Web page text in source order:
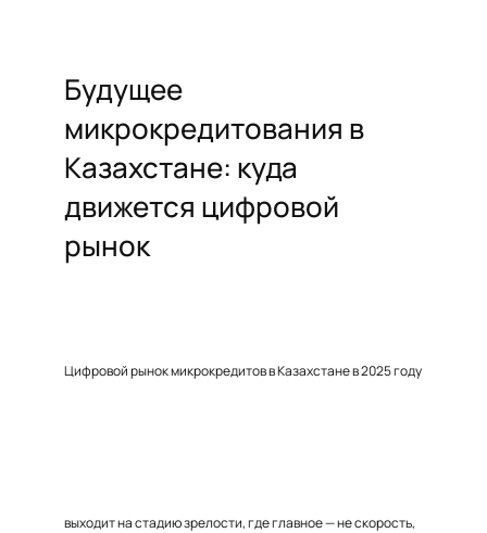
Будущее
микрокредитования в
Казахстане: куда
движется цифровой
рынок
Цифровой рынок микрокредитов в Казахстане в 2025 году
выходит на стадию зрелости, где главное — не скорость,